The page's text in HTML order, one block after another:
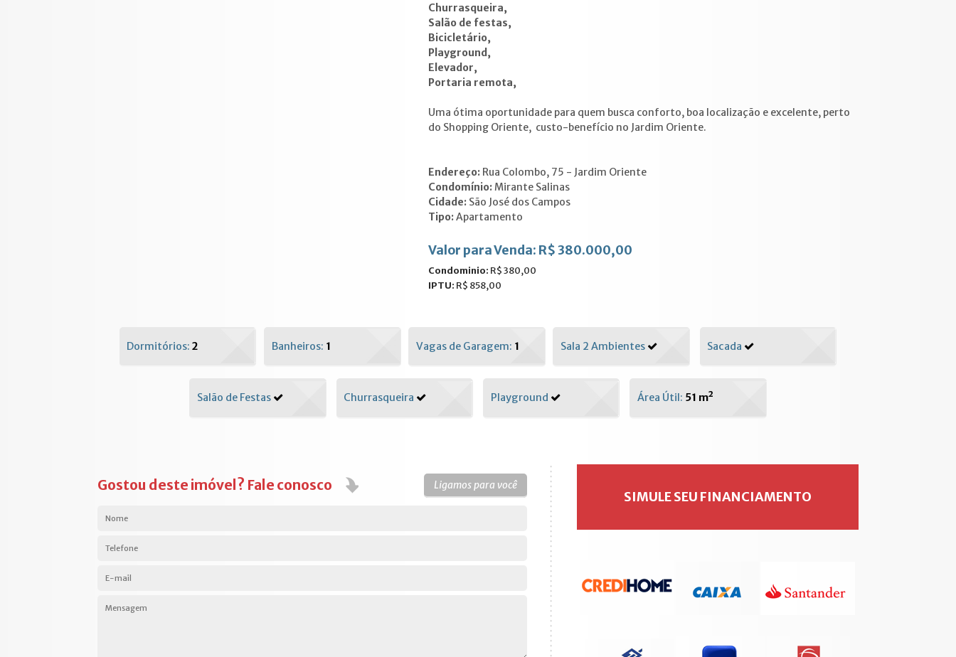
Churrasqueira,
Salão de festas,
Bicicletário,
Playground,
Elevador,
Portaria remota,
Uma ótima oportunidade para quem busca conforto, boa localização e excelente, perto
do Shopping Oriente, custo-benefício no Jardim Oriente.
Endereço: Rua Colombo, 75 - Jardim Oriente
Condomínio:Mirante Salinas
Cidade: São José dos Campos
Tipo:Apartamento
Valor para Venda: R$ 380.000,00
Condominio: R$ 380,00
IPTU: R$ 858,00
Dormitórios:2 Banheiros: 1 Vagas de Garagem: 1 Sala 2 Ambientes Sacada
Salão de Festas Churrasqueira Playground Área Útil: 51 m²
Ligamos para você
Gostou deste imóvel? Fale conosco
SIMULE SEU FINANCIAMENTO